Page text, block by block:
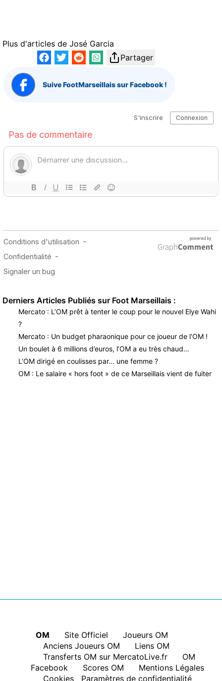
Plus d'articles de José Garcia
Partager
Suive FootMarseillais sur Facebook !
Derniers Articles Publiés sur Foot Marseillais :
Mercato : L’OM prêt à tenter le coup pour le nouvel Elye Wahi
?
Mercato : Un budget pharaonique pour ce joueur de l’OM !
Un boulet à 6 millions d’euros, l’OM a eu très chaud…
L’OM dirigé en coulisses par… une femme ?
OM : Le salaire « hors foot » de ce Marseillais vient de fuiter
OM Site Officiel
Joueurs OM
Anciens Joueurs OM
Liens OM
Transferts OM sur MercatoLive.fr
OM
Facebook
Scores OM
Mentions Légales
Cookies Paramètres de confidentialité